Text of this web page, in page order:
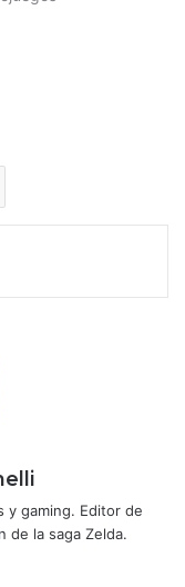
y gaming. Editor de
de la saga Zelda.